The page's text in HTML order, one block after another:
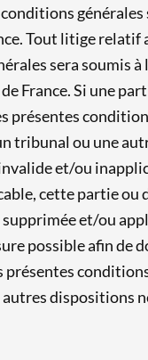
Tout litige relatif
sera soumis
France. Si une
présentes
tribunal ou une
et/ou
cette partie ou
et/ou
possible afin de
présentes
autres dispositions